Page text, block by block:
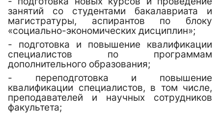
занятий со студентами бакалавриата и
магистратуры, аспирантов по блоку
«социально-экономических дисциплин»;
- подготовка и повышение квалификации
специалистов по программам
дополнительного образования;
- переподготовка и повышение
квалификации специалистов, в том числе,
преподавателей и научных сотрудников
факультета;